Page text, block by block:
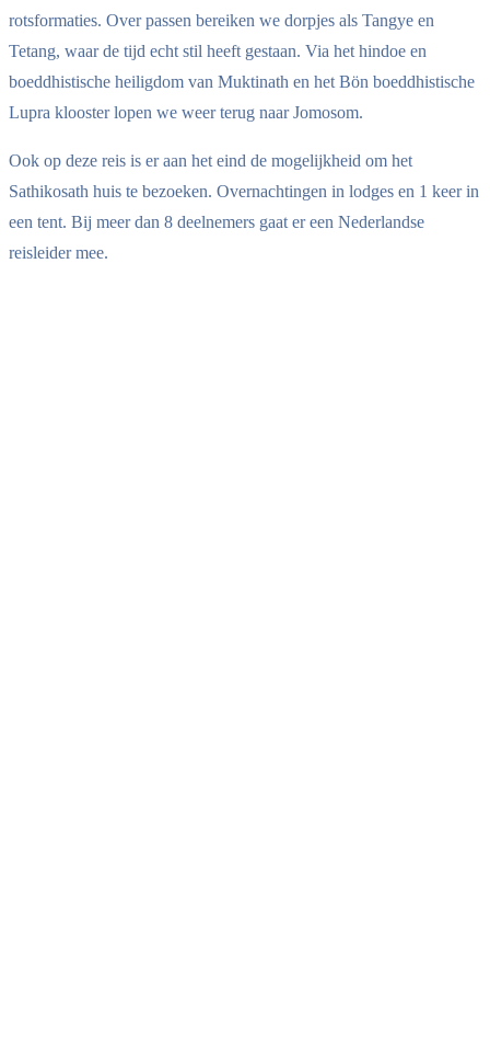
rotsformaties. Over passen bereiken we dorpjes als Tangye en
Tetang, waar de tijd echt stil heeft gestaan. Via het hindoe en
boeddhistische heiligdom van Muktinath en het Bön boeddhistische
Lupra klooster lopen we weer terug naar Jomosom.
Ook op deze reis is er aan het eind de mogelijkheid om het
Sathikosath huis te bezoeken. Overnachtingen in lodges en 1 keer in
een tent. Bij meer dan 8 deelnemers gaat er een Nederlandse
reisleider mee.